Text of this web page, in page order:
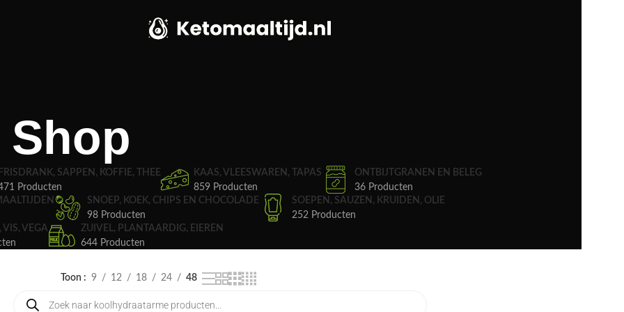
Shop
FRISDRANK, SAPPEN, KOFFIE, THEE
Producten
KAAS, VLEESWAREN, TAPAS
859 Producten
ONTBIJTGRANEN EN BELEG
36 Producten
SNOEP, KOEK, CHIPS EN CHOCOLADE
98 Producten
SOEPEN, SAUZEN, KRUIDEN, OLIE
252 Producten
VIS, VEGA
ZUIVEL, PLANTAARDIG, EIEREN
644 Producten
Toon 9 12 18 24 48